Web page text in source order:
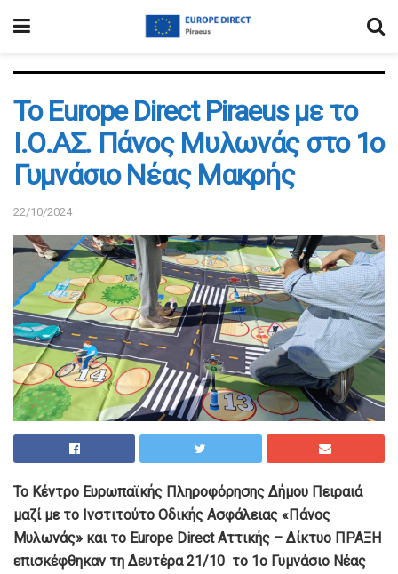
Το Europe Direct Piraeus με το
Ι.Ο.ΑΣ. Πάνος Μυλωνάς στο 1ο
Γυμνάσιο Νέας Μακρής
22/10/2024
Το Κέντρο Ευρωπαϊκής Πληροφόρησης Δήμου Πειραιά
μαζί με το Ινστιτούτο Οδικής Ασφάλειας «Πάνος
Μυλωνάς» και το Europe Direct Αττικής – Δίκτυο ΠΡΑΞΗ
επισκέφθηκαν τη Δευτέρα 21/10 το 1ο Γυμνάσιο Νέας